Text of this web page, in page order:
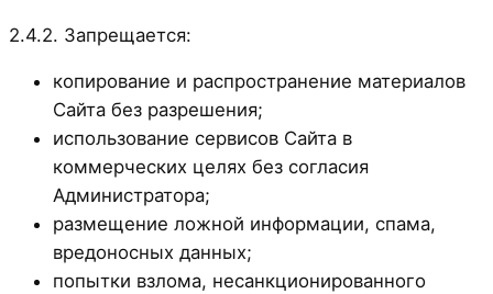
2.4.2. Запрещается:
копирование и распространение материалов
Сайта без разрешения;
использование сервисов Сайта в
коммерческих целях без согласия
Администратора;
размещение ложной информации, спама,
вредоносных данных;
попытки взлома, несанкционированного